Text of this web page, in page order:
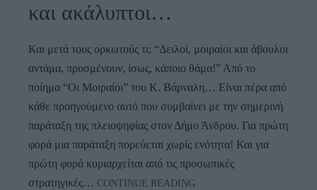
και ακάλυπτοι…
Και μετά τους ορκωτούς τι; “Δειλοί, μοιραίοι και άβουλοι
αντάμα, προσμένουν, ίσως, κάποιο θάμα!” Από το
ποίημα “Οι Μοιραίοι” του Κ. Βάρναλη… Είναι πέρα από
κάθε προηγούμενο αυτό που συμβαίνει με την σημερινή
παράταξη της πλειοψηφίας στον Δήμο Άνδρου. Για πρώτη
φορά μια παράταξη πορεύεται χωρίς ενότητα! Και για
πρώτη φορά κυριαρχείται από τις προσωπικές
στρατηγικές… CONTINUE READING